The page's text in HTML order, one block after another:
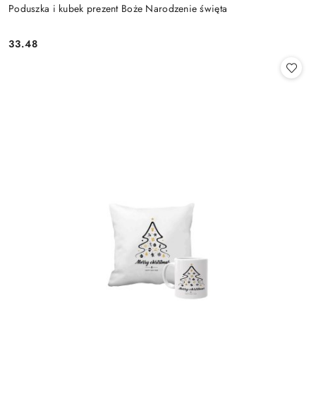
Poduszka i kubek prezent Boże Narodzenie święta
Cena:
33.48